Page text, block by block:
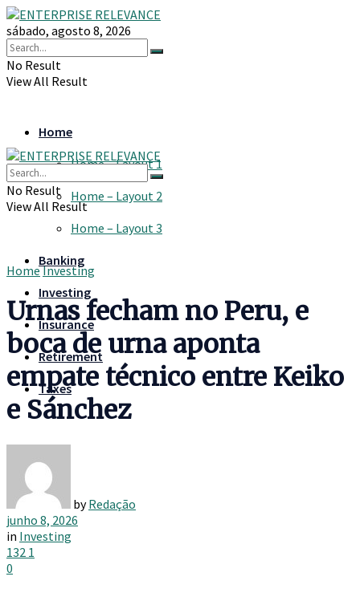
sábado, agosto 8, 2026
No Result
View All Result
Home
Home – Layout 1
Home – Layout 2
Home – Layout 3
Banking
Investing
Insurance
Retirement
Taxes
No Result
View All Result
HomeInvesting
Urnas fecham no Peru, e
boca de urna aponta
empate técnico entre Keiko
e Sánchez
by Redação
junho 8, 2026
in Investing
132 1
0